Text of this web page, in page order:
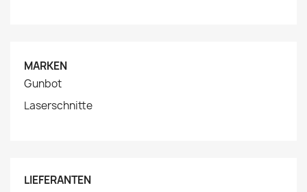
MARKEN
Gunbot
Laserschnitte
LIEFERANTEN